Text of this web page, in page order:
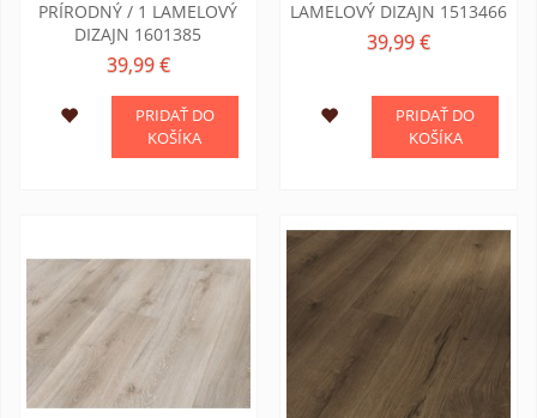
PRÍRODNÝ / 1 LAMELOVÝ
DIZAJN 1601385
39,99 €
PRIDAŤ DO
KOŠÍKA
LAMELOVÝ DIZAJN 1513466
39,99 €
PRIDAŤ DO
KOŠÍKA